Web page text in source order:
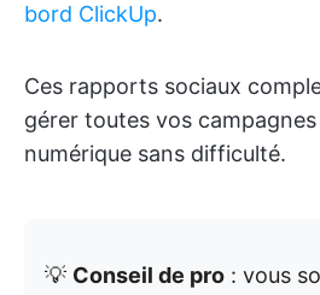
bord ClickUp.
Ces rapports sociaux
gérer toutes vos
numérique sans difficulté.
💡 Conseil de pro : vous